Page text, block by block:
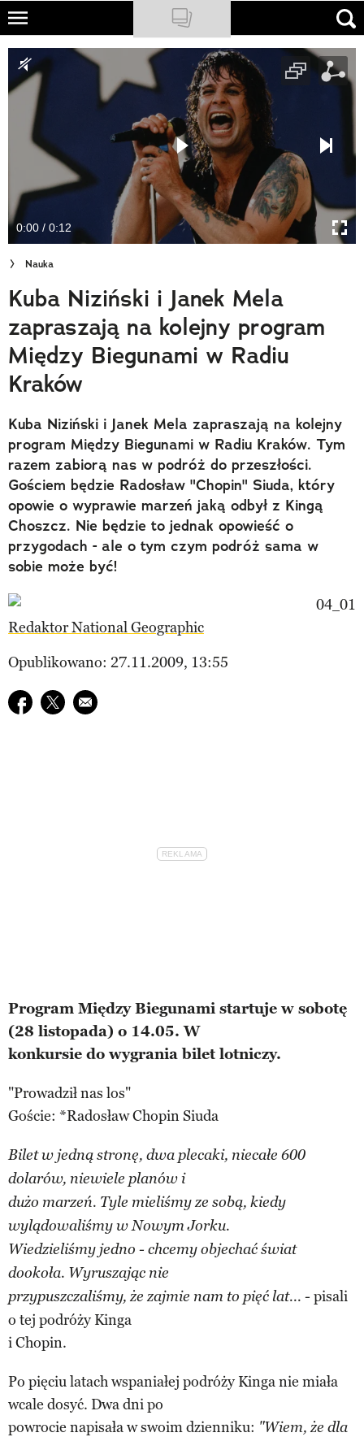
Skip
main
content
NATIONAL GEOGRAPHIC
TRAVELER
PODCASTY
Newsletter
Cuda Polski
Wielki Konkurs Fotograficzny
Trendbook Podróżniczy
Polecane
0:00 / 0:12
Nauka
Kuba Niziński i Janek Mela
zapraszają na kolejny program
Między Biegunami w Radiu
Kraków
Kuba Niziński i Janek Mela zapraszają na kolejny
program Między Biegunami w Radiu Kraków. Tym
razem zabiorą nas w podróż do przeszłości.
Gościem będzie Radosław "Chopin" Siuda, który
opowie o wyprawie marzeń jaką odbył z Kingą
Choszcz. Nie będzie to jednak opowieść o
przygodach - ale o tym czym podróż sama w
sobie może być!
Redaktor National Geographic
Opublikowano: 27.11.2009, 13:55
Udostępnij na facebook
Udostępnij na twitter
E-mail do przyjaciela
Program Między Biegunami startuje w sobotę
(28 listopada) o 14.05. W
konkursie do wygrania bilet lotniczy.
"Prowadził nas los"
Goście: *Radosław Chopin Siuda
Bilet w jedną stronę, dwa plecaki, niecałe 600
dolarów, niewiele planów i
dużo marzeń. Tyle mieliśmy ze sobą, kiedy
wylądowaliśmy w Nowym Jorku.
Wiedzieliśmy jedno - chcemy objechać świat
dookoła. Wyruszając nie
przypuszczaliśmy, że zajmie nam to pięć lat... - pisali
o tej podróży Kinga
i Chopin.
Po pięciu latach wspaniałej podróży Kinga nie miała
wcale dosyć. Dwa dni po
powrocie napisała w swoim dzienniku: "Wiem, że dla